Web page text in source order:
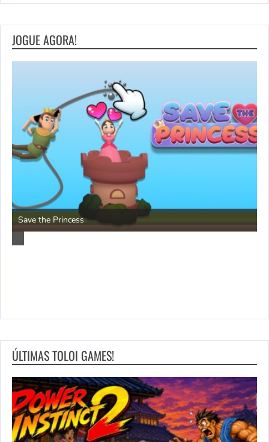
JOGUE AGORA!
Pengu Slide
ÚLTIMAS TOLOI GAMES!